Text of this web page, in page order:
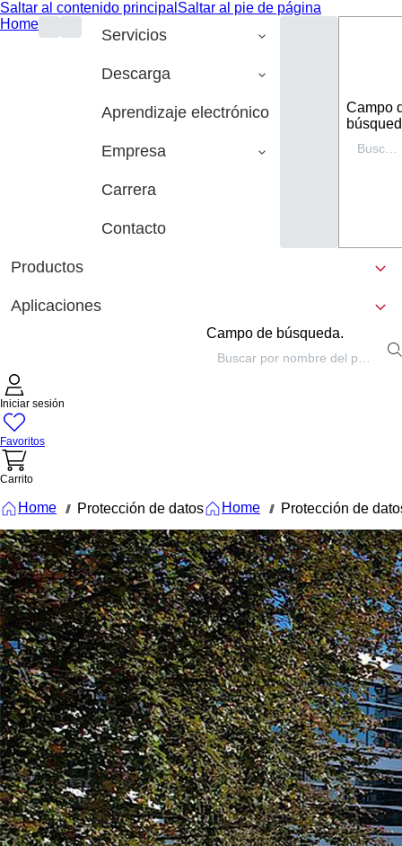
Saltar al contenido principal Saltar al pie de página
Home
Servicios
Descarga
Aprendizaje electrónico
Empresa
Carrera
Contacto
Campo
Productos
Aplicaciones
Campo de búsqueda.
Iniciar sesión
Favoritos
Carrito
Home /// Protección de datos Home /// Protección de